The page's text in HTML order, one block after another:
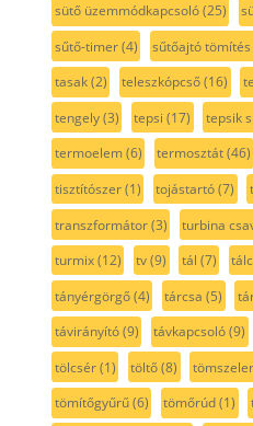
sütő üzemmódkapcsoló(25)
sűtő-timer(4) sűtőajtó tömítés
tasak(2) teleszkópcső(16)
tengely(3) tepsi (17) tepsik
termoelem(6) termosztát(46)
tisztítószer(1) tojástartó(7)
transzformátor(3) turbina
turmix(12) tv(9) tál (7)
tányérgörgő(4) tárcsa (5)
távirányító(9) távkapcsoló(9)
tölcsér(1) töltő(8)
tömítőgyűrű(6) tömőrúd(1)